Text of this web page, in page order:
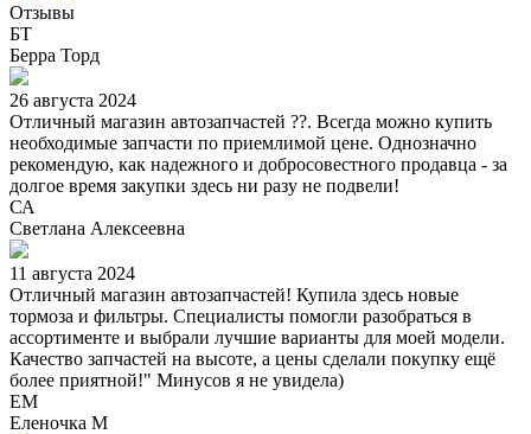
Отзывы
БТ
Берра Торд
26 августа 2024
Отличный магазин автозапчастей ??. Всегда можно купить
необходимые запчасти по приемлимой цене. Однозначно
рекомендую, как надежного и добросовестного продавца - за
долгое время закупки здесь ни разу не подвели!
СА
Светлана Алексеевна
11 августа 2024
Отличный магазин автозапчастей! Купила здесь новые
тормоза и фильтры. Специалисты помогли разобраться в
ассортименте и выбрали лучшие варианты для моей модели.
Качество запчастей на высоте, а цены сделали покупку ещё
более приятной!" Минусов я не увидела)
ЕМ
Еленочка М